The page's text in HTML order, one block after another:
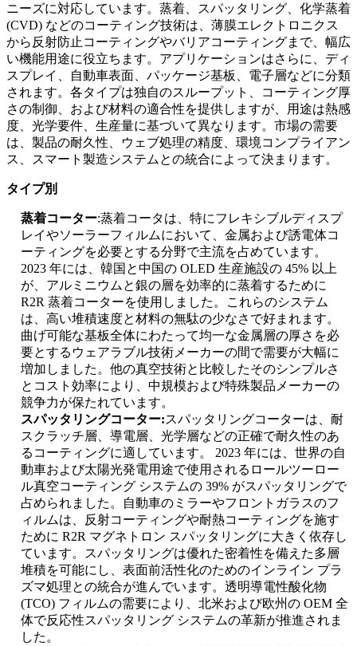
ニーズに対応しています。蒸着、スパッタリング、化学蒸着
(CVD) などのコーティング技術は、薄膜エレクトロニクス
から反射防止コーティングやバリアコーティングまで、幅広
い機能用途に役立ちます。アプリケーションはさらに、ディ
スプレイ、自動車表面、パッケージ基板、電子層などに分類
されます。各タイプは独自のスループット、コーティング厚
さの制御、および材料の適合性を提供しますが、用途は熱感
度、光学要件、生産量に基づいて異なります。市場の需要
は、製品の耐久性、ウェブ処理の精度、環境コンプライアン
ス、スマート製造システムとの統合によって決まります。
タイプ別
蒸着コーター:蒸着コータは、特にフレキシブルディスプ
レイやソーラーフィルムにおいて、金属および誘電体コ
ーティングを必要とする分野で主流を占めています。
2023 年には、韓国と中国の OLED 生産施設の 45% 以上
が、アルミニウムと銀の層を効率的に蒸着するために
R2R 蒸着コーターを使用しました。これらのシステム
は、高い堆積速度と材料の無駄の少なさで好まれます。
曲げ可能な基板全体にわたって均一な金属層の厚さを必
要とするウェアラブル技術メーカーの間で需要が大幅に
増加しました。他の真空技術と比較したそのシンプルさ
とコスト効率により、中規模および特殊製品メーカーの
競争力が保たれています。
スパッタリングコーター:スパッタリングコーターは、耐
スクラッチ層、導電層、光学層などの正確で耐久性のあ
るコーティングに適しています。 2023 年には、世界の自
動車および太陽光発電用途で使用されるロールツーロー
ル真空コーティング システムの 39% がスパッタリングで
占められました。自動車のミラ​​ーやフロントガラスのフ
ィルムは、反射コーティングや耐熱コーティングを施す
ために R2R マグネトロン スパッタリングに大きく依存し
ています。スパッタリングは優れた密着性を備えた多層
堆積を可能にし、表面前活性化のためのインライン プラ
ズマ処理との統合が進んでいます。透明導電性酸化物
(TCO) フィルムの需要により、北米および欧州の OEM 全
体で反応性スパッタリング システムの革新が推進されま
した。